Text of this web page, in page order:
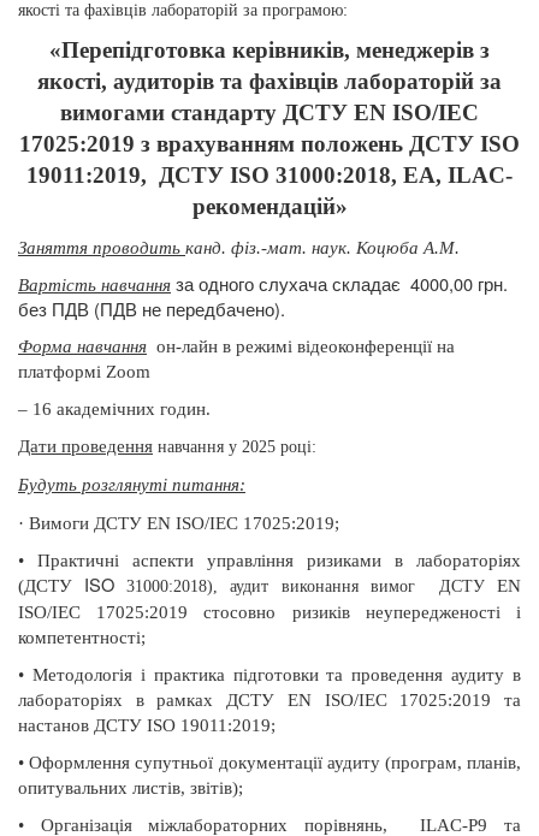
якості та фахівців лабораторій за програмою:
«Перепідготовка керівників, менеджерів з
якості, аудиторів та фахівців лабораторій за
вимогами стандарту ДСТУ EN ISO/IEC
17025:2019 з врахуванням положень ДСТУ ISO
19011:2019,
ДСТУ ISO 31000:2018, ЕА, ILAC-
рекомендацій»
Заняття проводить канд. фіз.-мат. наук. Коцюба А.М.
Вартість навчання за одного слухача складає 4000,00 грн.
без ПДВ (ПДВ не передбачено).
Форма навчання он-лайн в режимі відеоконференції на
платформі Zoom
– 16 академічних годин.
Дати проведення навчання у 2025 році:
Будуть розглянуті питання:
· Вимоги ДСТУ EN ISO/IEC 17025:2019;
•
Практичні аспекти управління ризиками в лабораторіях
(ДСТУ ISO 31000:2018), аудит виконання вимог ДСТУ EN
ISO/IEC 17025:2019 стосовно ризиків неупередженості і
компетентності;
• Методологія і практика підготовки та проведення аудиту в
лабораторіях в рамках ДСТУ EN ISO/IEC 17025:2019 та
настанов ДСТУ ISO 19011:2019;
• Оформлення супутньої документації аудиту (програм, планів,
опитувальних листів, звітів);
•
Організація міжлабораторних порівнянь,
ILAC-Р9 та